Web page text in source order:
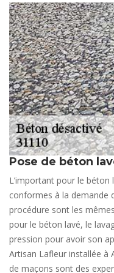
Pose de béton
L’important pour le béton
conformes à la demande
procédure sont les
pour le béton lavé, le
pression pour avoir son
Artisan Lafleur installée à
de maçons sont des